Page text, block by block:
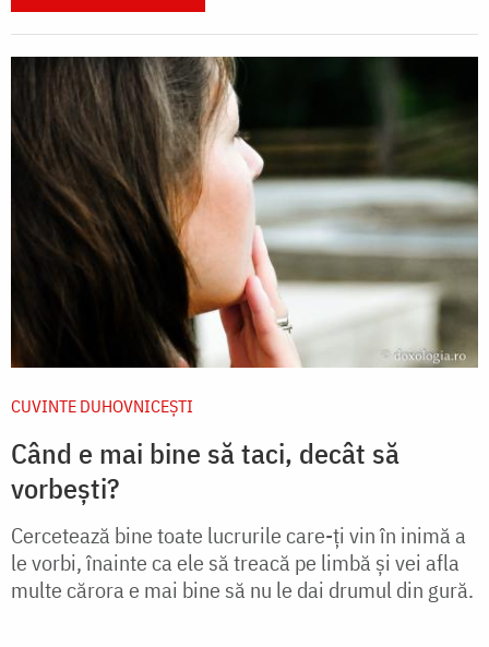
CUVINTE DUHOVNICEȘTI
Când e mai bine să taci, decât să
vorbești?
Cercetează bine toate lucrurile care-ți vin în inimă a
le vorbi, înainte ca ele să treacă pe limbă și vei afla
multe cărora e mai bine să nu le dai drumul din gură.